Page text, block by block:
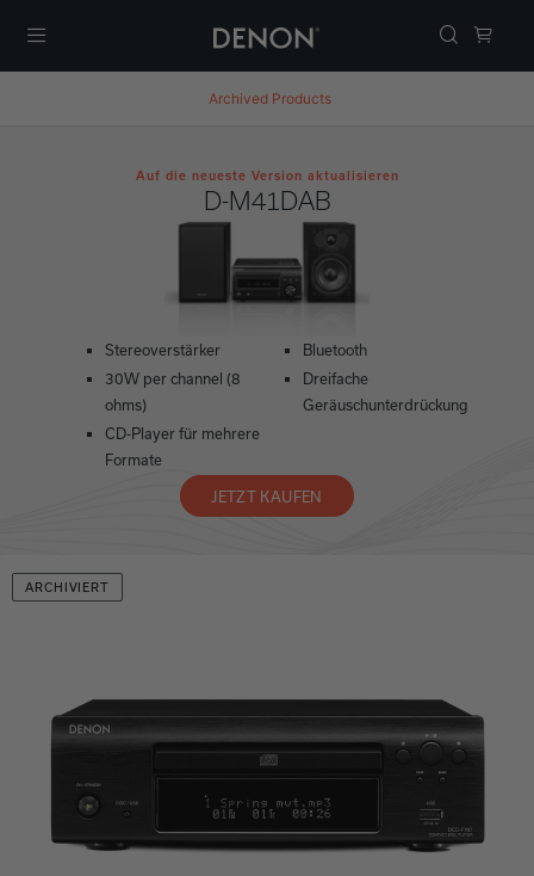
Archived Products
Auf die neueste Version aktualisieren
D-M41DAB
Stereoverstärker
30W per channel (8
ohms)
CD-Player für mehrere
Formate
Bluetooth
Dreifache
Geräuschunterdrückung
JETZT KAUFEN
ARCHIVIERT